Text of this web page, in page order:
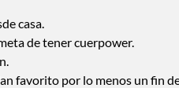
casa.
de tener cuerpower.
favorito por lo menos un fin